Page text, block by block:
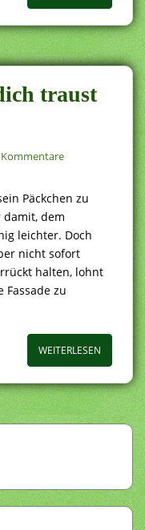
traust
Päckchen zu
dem
leichter. Doch
nicht sofort
halten, lohnt
zu
WEITERLESEN